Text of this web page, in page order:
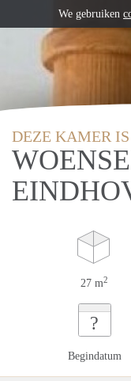
DEZE KAMER
27 m2
?
Begindatum
We gebruiken